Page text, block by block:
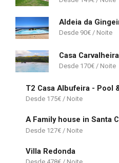
Aldeia da
90€
170€
T2 Casa Albufeira - Pool
175€
A Family house in Santa
127€
Villa Redonda